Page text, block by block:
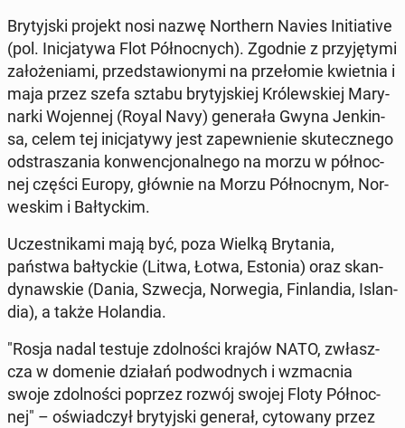
Bry­tyj­ski projekt nosi nazwę Nor­thern Navies In­i­tia­ti­ve
(pol. Ini­cja­ty­wa Flot Pół­noc­nych). Zgodnie z przy­ję­ty­mi
za­ło­że­nia­mi, przed­sta­wio­ny­mi na prze­ło­mie kwiet­nia i
maja przez szefa sztabu bry­tyj­skiej Kró­lew­skiej Ma­ry­
nar­ki Wo­jen­nej (Royal Navy) ge­ne­ra­ła Gwyna Jen­kin­
sa, celem tej ini­cja­ty­wy jest za­pew­nie­nie sku­tecz­ne­go
od­stra­sza­nia kon­wen­cjo­nal­ne­go na morzu w pół­noc­
nej części Europy, głównie na Morzu Pół­noc­nym, Nor­
we­skim i Bał­tyc­kim.
Uczest­ni­ka­mi mają być, poza Wielką Bry­ta­nia,
państwa bał­tyc­kie (Litwa, Łotwa, Estonia) oraz skan­
dy­naw­skie (Dania, Szwecja, Nor­we­gia, Fin­lan­dia, Is­lan­
dia), a także Ho­lan­dia.
"Rosja nadal testuje zdol­no­ści krajów NATO, zwłasz­
cza w domenie działań pod­wod­nych i wzmac­nia
swoje zdol­no­ści poprzez rozwój swojej Floty Pół­noc­
nej" – oświad­czył bry­tyj­ski generał, cy­to­wa­ny przez